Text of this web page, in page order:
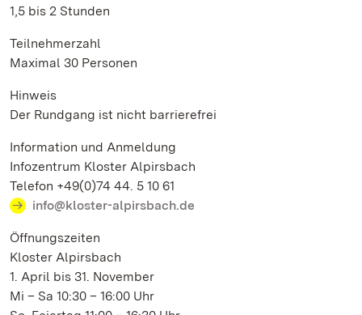
1,5 bis 2 Stunden
Teilnehmerzahl
Maximal 30 Personen
Hinweis
Der Rundgang ist nicht barrierefrei
Information und Anmeldung
Infozentrum Kloster Alpirsbach
Telefon +49(0)74 44. 5 10 61
info@kloster-alpirsbach.de
Öffnungszeiten
Kloster Alpirsbach
1. April bis 31. November
Mi – Sa 10:30 – 16:00 Uhr